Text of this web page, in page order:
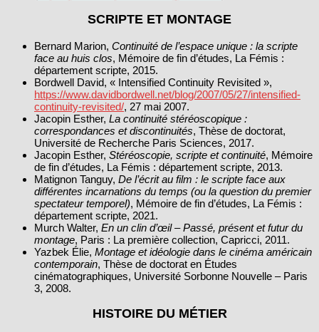
SCRIPTE ET MONTAGE
Bernard Marion, Continuité de l’espace unique : la scripte
face au huis clos, Mémoire de fin d’études, La Fémis :
département scripte, 2015.
Bordwell David, « Intensified Continuity Revisited »,
https://www.davidbordwell.net/blog/2007/05/27/intensified-
continuity-revisited/, 27 mai 2007.
Jacopin Esther, La continuité stéréoscopique :
correspondances et discontinuités, Thèse de doctorat,
Université de Recherche Paris Sciences, 2017.
Jacopin Esther, Stéréoscopie, scripte et continuité, Mémoire
de fin d’études, La Fémis : département scripte, 2013.
Matignon Tanguy, De l’écrit au film : le scripte face aux
différentes incarnations du temps (ou la question du premier
spectateur temporel), Mémoire de fin d’études, La Fémis :
département scripte, 2021.
Murch Walter, En un clin d’œil – Passé, présent et futur du
montage, Paris : La première collection, Capricci, 2011.
Yazbek Élie, Montage et idéologie dans le cinéma américain
contemporain, Thèse de doctorat en Études
cinématographiques, Université Sorbonne Nouvelle – Paris
3, 2008.
HISTOIRE DU MÉTIER